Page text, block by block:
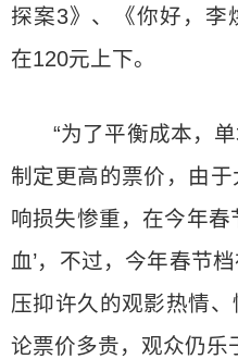
探案3》、《你好，李
在120元上下。
“为了平衡成本，
制定更高的票价，由
响损失惨重，在今年春
血’，不过，今年春节
压抑许久的观影热情
论票价多贵，观众仍乐